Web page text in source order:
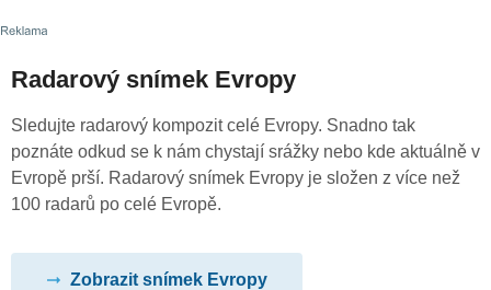
Radarový snímek Evropy
Sledujte radarový kompozit celé Evropy. Snadno tak
poznáte odkud se k nám chystají srážky nebo kde aktuálně v
Evropě prší. Radarový snímek Evropy je složen z více než
100 radarů po celé Evropě.
Zobrazit snímek Evropy